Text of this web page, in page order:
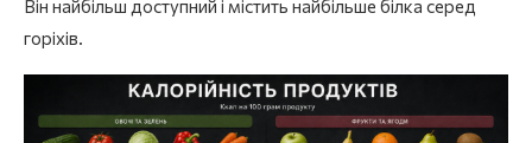
Він найбільш доступний і містить найбільше білка серед
горіхів.